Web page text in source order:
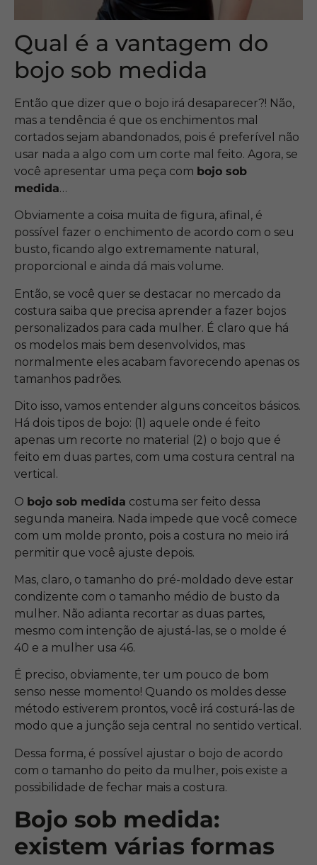
Qual é a vantagem do
bojo sob medida
Então que dizer que o bojo irá desaparecer?! Não,
mas a tendência é que os enchimentos mal
cortados sejam abandonados, pois é preferível não
usar nada a algo com um corte mal feito. Agora, se
você apresentar uma peça com bojo sob
medida…
Obviamente a coisa muita de figura, afinal, é
possível fazer o enchimento de acordo com o seu
busto, ficando algo extremamente natural,
proporcional e ainda dá mais volume.
Então, se você quer se destacar no mercado da
costura saiba que precisa aprender a fazer bojos
personalizados para cada mulher. É claro que há
os modelos mais bem desenvolvidos, mas
normalmente eles acabam favorecendo apenas os
tamanhos padrões.
Dito isso, vamos entender alguns conceitos básicos.
Há dois tipos de bojo: (1) aquele onde é feito
apenas um recorte no material (2) o bojo que é
feito em duas partes, com uma costura central na
vertical.
O bojo sob medida costuma ser feito dessa
segunda maneira. Nada impede que você comece
com um molde pronto, pois a costura no meio irá
permitir que você ajuste depois.
Mas, claro, o tamanho do pré-moldado deve estar
condizente com o tamanho médio de busto da
mulher. Não adianta recortar as duas partes,
mesmo com intenção de ajustá-las, se o molde é
40 e a mulher usa 46.
É preciso, obviamente, ter um pouco de bom
senso nesse momento! Quando os moldes desse
método estiverem prontos, você irá costurá-las de
modo que a junção seja central no sentido vertical.
Dessa forma, é possível ajustar o bojo de acordo
com o tamanho do peito da mulher, pois existe a
possibilidade de fechar mais a costura.
Bojo sob medida:
existem várias formas